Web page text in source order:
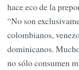
hace eco de la
“No son
colombianos,
dominicanos.
no sólo consumen